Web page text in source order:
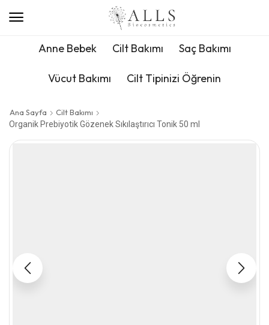
Anne Bebek Cilt Bakımı Saç Bakımı
Vücut Bakımı Cilt Tipinizi Öğrenin
Ana Sayfa
Cilt Bakımı
Organik Prebiyotik Gözenek Sıkılaştırıcı Tonik 50 ml